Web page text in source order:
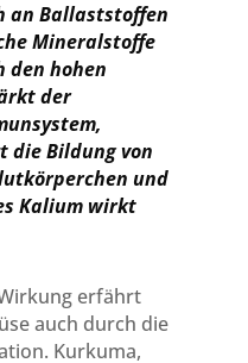
an Ballaststoffen
Mineralstoffe
den hohen
der
die Bildung von
und
Kalium wirkt
erfährt
auch durch die
Kurkuma,